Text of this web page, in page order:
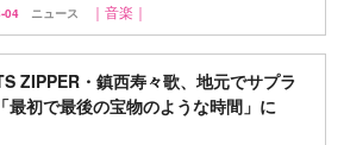
04 ニュース ｜音楽｜
ZIPPER・鎮西寿々歌、地元でサプラ
最初で最後の宝物のような時間」に